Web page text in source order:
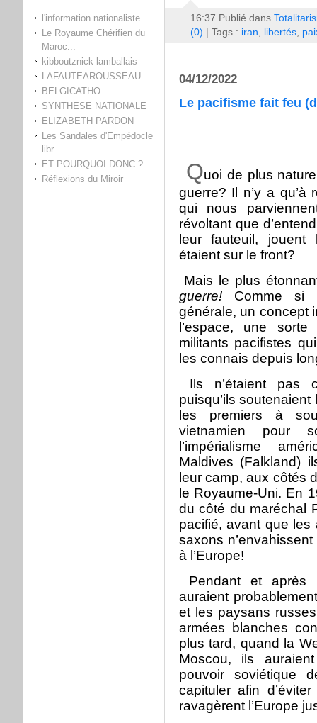
l'information nationaliste
Le Royaume Chérifien du
Maroc...
kibboutznick lamballais
LAFAUTEAROUSSEAU
BELGICATHO
SYNTHESE NATIONALE
ELIZABETH PARDON
Les Sandales d'Empédocle
libr...
ET POURQUOI DONC ?
Réflexions du Miroir
16:37 Publié dans
(0) | Tags : iran, libertés,
04/12/2022
Le pacifisme fait feu
Quoi de plus
guerre? Il n’y a qu’à
qui nous
révoltant que
leur fauteuil, jouent
étaient sur le front?
Mais le plus
guerre!Comme si
générale, un concept
l’espace, une
militants pacifistes
les connais depuis
Ils n’étaient pas
puisqu’ils
les premiers à
vietnamien pour
l’impérialisme
Maldives (Falkland)
leur camp, aux côtés
le Royaume-Uni. En
du côté du maréchal
pacifié, avant que les
saxons
à l’Europe!
Pendant et après
auraient
et les paysans
armées blanches
plus tard, quand la
Moscou, ils
pouvoir soviétique
capituler afin
ravagèrent l’Europe